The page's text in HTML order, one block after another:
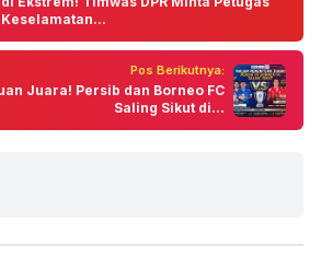
Pos Berikutnya:
Juara! Persib dan Borneo FC
Saling Sikut di...